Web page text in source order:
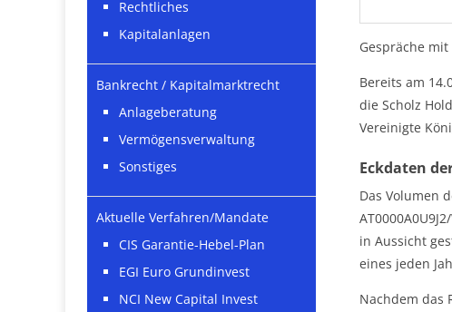
Gespräche
Bereits am
die Scholz
Vereinigte
Eckdaten
Das Volumen
in Aussicht
eines jeden
Nachdem das
Rechtliches
Kapitalanlagen
Bankrecht / Kapitalmarktrecht
Anlageberatung
Vermögensverwaltung
Sonstiges
Aktuelle Verfahren/Mandate
CIS Garantie-Hebel-Plan
EGI Euro Grundinvest
NCI New Capital Invest